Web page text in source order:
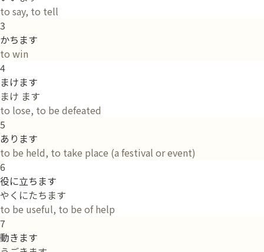
to say, to tell
3
かちます
to win
4
まけます
まけ ます
to lose, to be defeated
5
あります
to be held, to take place (a festival or event)
6
役に立ちます
やくにたちます
to be useful, to be of help
7
動きます